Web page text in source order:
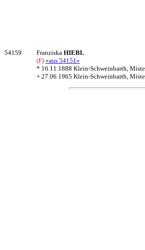
54159 Franziska HIEBL
(F) «aus 54151»
* 16.11.1888 Klein-Schweinbarth,
+ 27.06.1965 Klein-Schweinbarth,